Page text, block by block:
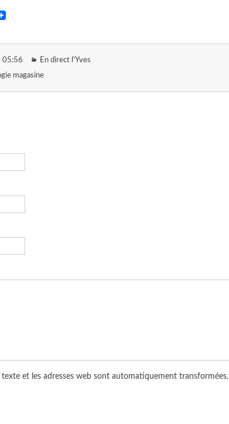
05:56 En direct l'Yves
magasine
et les adresses web sont automatiquement transformées.